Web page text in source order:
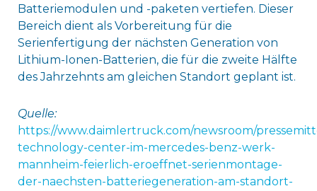
Batteriemodulen und -paketen vertiefen. Dieser
Bereich dient als Vorbereitung für die
Serienfertigung der nächsten Generation von
Lithium-Ionen-Batterien, die für die zweite Hälfte
des Jahrzehnts am gleichen Standort geplant ist.
Quelle:
https://www.daimlertruck.com/newsroom/
technology-center-im-mercedes-benz-werk-
mannheim-feierlich-eroeffnet-serienmontage-
der-naechsten-batteriegeneration-am-standort-